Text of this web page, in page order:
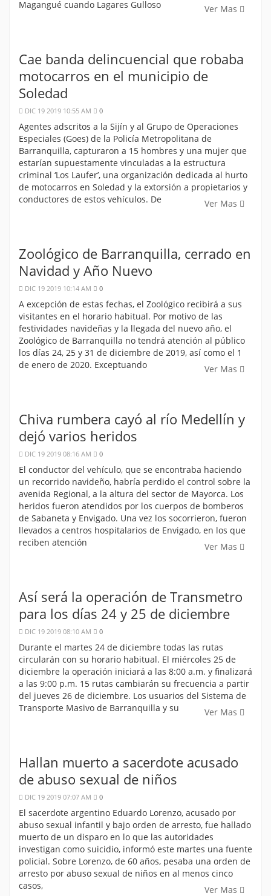
Magangué cuando Lagares Gulloso Ver Mas
Cae banda delincuencial que robaba
motocarros en el municipio de
Soledad
DIC 19 2019 10:55 AM 0
Agentes adscritos a la Sijín y al Grupo de Operaciones
Especiales (Goes) de la Policía Metropolitana de
Barranquilla, capturaron a 15 hombres y una mujer que
estarían supuestamente vinculadas a la estructura
criminal ‘Los Laufer’, una organización dedicada al hurto
de motocarros en Soledad y la extorsión a propietarios y
conductores de estos vehículos. De
Ver Mas
Zoológico de Barranquilla, cerrado en
Navidad y Año Nuevo
DIC 19 2019 10:14 AM 0
A excepción de estas fechas, el Zoológico recibirá a sus
visitantes en el horario habitual. Por motivo de las
festividades navideñas y la llegada del nuevo año, el
Zoológico de Barranquilla no tendrá atención al público
los días 24, 25 y 31 de diciembre de 2019, así como el 1
de enero de 2020. Exceptuando
Ver Mas
Chiva rumbera cayó al río Medellín y
dejó varios heridos
DIC 19 2019 08:16 AM 0
El conductor del vehículo, que se encontraba haciendo
un recorrido navideño, habría perdido el control sobre la
avenida Regional, a la altura del sector de Mayorca. Los
heridos fueron atendidos por los cuerpos de bomberos
de Sabaneta y Envigado. Una vez los socorrieron, fueron
llevados a centros hospitalarios de Envigado, en los que
reciben atención
Ver Mas
Así será la operación de Transmetro
para los días 24 y 25 de diciembre
DIC 19 2019 08:10 AM 0
Durante el martes 24 de diciembre todas las rutas
circularán con su horario habitual. El miércoles 25 de
diciembre la operación iniciará a las 8:00 a.m. y finalizará
a las 9:00 p.m. 15 rutas cambiarán su frecuencia a partir
del jueves 26 de diciembre. Los usuarios del Sistema de
Transporte Masivo de Barranquilla y su
Ver Mas
Hallan muerto a sacerdote acusado
de abuso sexual de niños
DIC 19 2019 07:07 AM 0
El sacerdote argentino Eduardo Lorenzo, acusado por
abuso sexual infantil y bajo orden de arresto, fue hallado
muerto de un disparo en lo que las autoridades
investigan como suicidio, informó este martes una fuente
policial. Sobre Lorenzo, de 60 años, pesaba una orden de
arresto por abuso sexual de niños en al menos cinco
casos,
Ver Mas